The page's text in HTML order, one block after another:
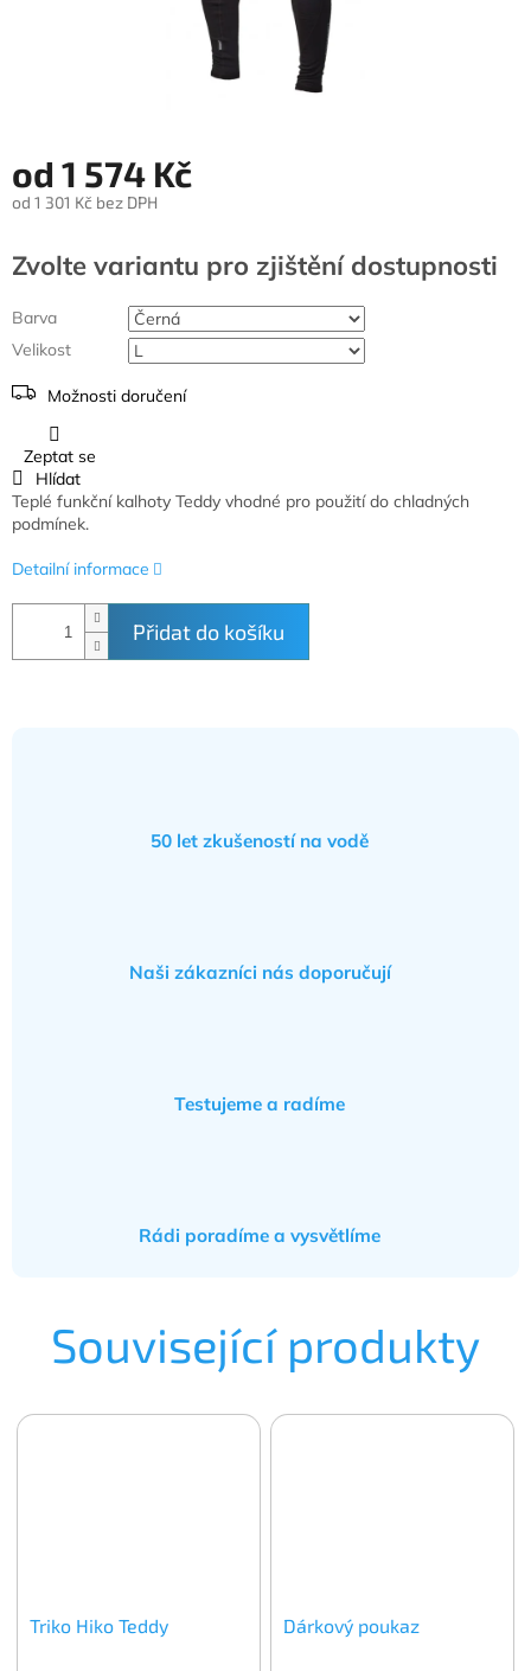
od 1 574 Kč
od 1 301 Kč bez DPH
cena:
Zvolte variantu
Barva
Velikost
Možnosti doručení
Přidat do košíku
Teplé funkční kalhoty Teddy vhodné pro použití do chladných
podmínek.
Detailní informace
Zeptat se
Hlídat
50 let zkušeností na vodě
Naši zákazníci nás doporučují
Testujeme a radíme
Rádi poradíme a vysvětlíme
Související produkty
Triko Hiko Teddy Dárkový poukaz